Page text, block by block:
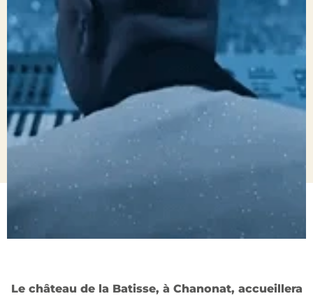
Le château de la Batisse, à Chanonat, accueillera